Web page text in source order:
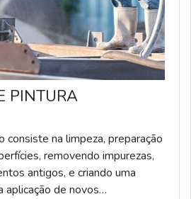
PINTURA
consiste na limpeza, preparação
removendo impurezas,
antigos, e criando uma
aplicação de novos